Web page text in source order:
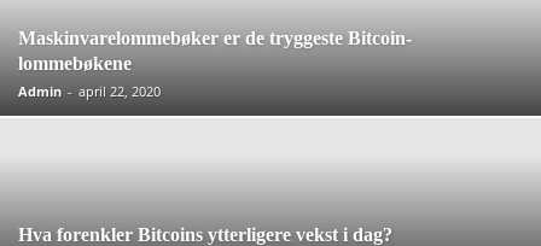
Maskinvarelommebøker er de tryggeste Bitcoin-
lommebøkene
Admin - april 22, 2020
Hva forenkler Bitcoins ytterligere vekst i dag?